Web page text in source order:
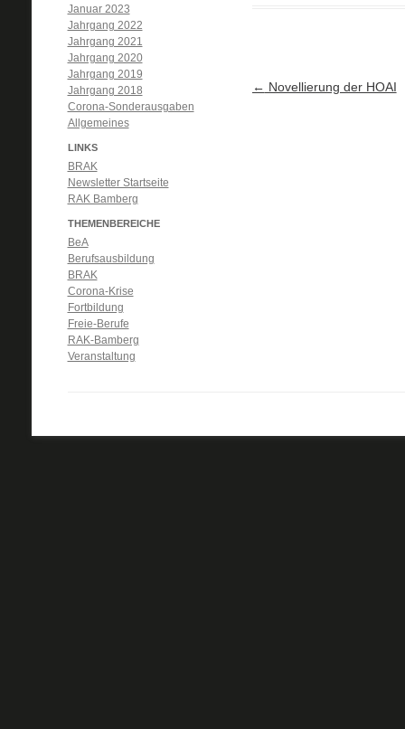
Artikel-Navigation
← Novellierung der HOAI
Januar 2023
Jahrgang 2022
Jahrgang 2021
Jahrgang 2020
Jahrgang 2019
Jahrgang 2018
Corona-Sonderausgaben
Allgemeines
LINKS
BRAK
Newsletter Startseite
RAK Bamberg
THEMENBEREICHE
BeA
Berufsausbildung
BRAK
Corona-Krise
Fortbildung
Freie-Berufe
RAK-Bamberg
Veranstaltung